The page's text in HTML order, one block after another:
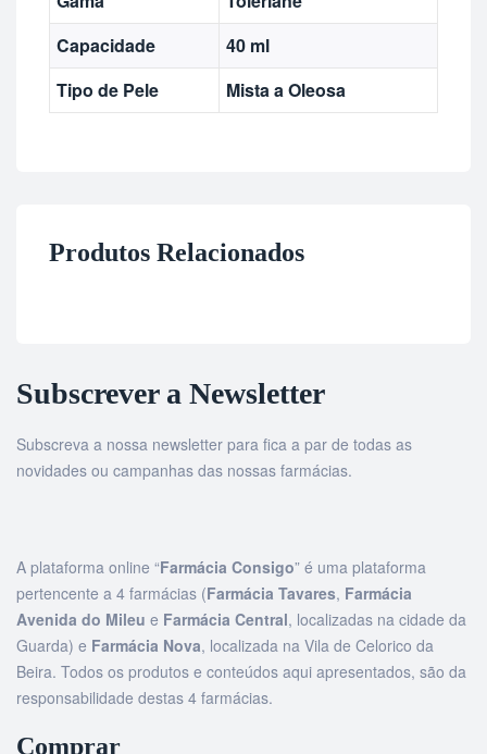
Capacidade
40 ml
Tipo de Pele
Mista a Oleosa
Produtos Relacionados
Subscrever a Newsletter
Subscreva a nossa newsletter para fica a par de todas as
novidades ou campanhas das nossas farmácias.
A plataforma online “Farmácia Consigo” é uma plataforma
pertencente a 4 farmácias (Farmácia Tavares, Farmácia
Avenida do Mileu e Farmácia Central, localizadas na cidade da
Guarda) e Farmácia Nova, localizada na Vila de Celorico da
Beira. Todos os produtos e conteúdos aqui apresentados, são da
responsabilidade destas 4 farmácias.
Comprar